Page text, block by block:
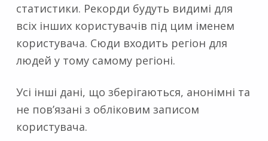
статистики. Рекорди будуть видимі для
всіх інших користувачів під цим іменем
користувача. Сюди входить регіон для
людей у ​​тому самому регіоні.
Усі інші дані, що зберігаються, анонімні та
не пов’язані з обліковим записом
користувача.